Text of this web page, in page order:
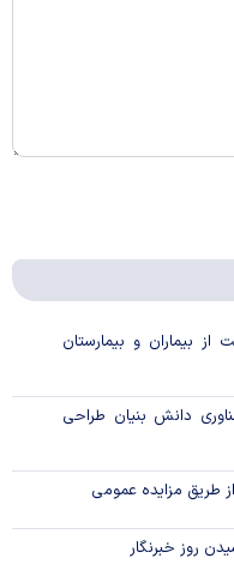
بیماران و بیمارستان
دانش بنیان طراحی
طریق مزایده عمومی
روز خبرنگار